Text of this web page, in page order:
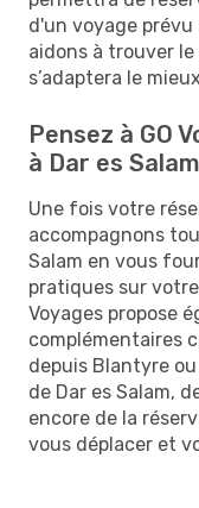
d'un voyage
aidons à trouver
s’adaptera le
Pensez à GO
à Dar es Salam
Une fois votre
accompagnons
Salam en vous
pratiques sur
Voyages propose
complémentaires
depuis Blantyre
de Dar es Salam,
encore de la
vous déplacer et